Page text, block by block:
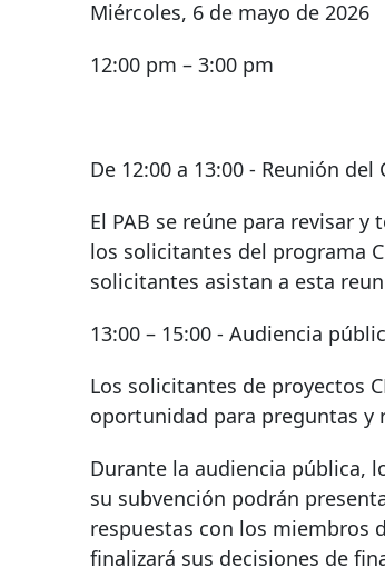
Miércoles, 6 de mayo de 2026
12:00 pm – 3:00 pm
De 12:00 a 13:00 - Reunión
El PAB se reúne para revisar
los solicitantes del programa
solicitantes asistan a esta
13:00 – 15:00 - Audiencia
Los solicitantes de proyectos
oportunidad para preguntas y
Durante la audiencia pública,
su subvención podrán
respuestas con los miembros
finalizará sus decisiones de